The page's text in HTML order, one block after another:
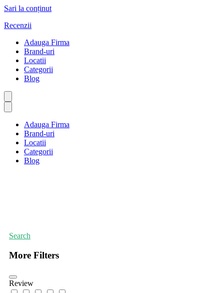
Sari la conținut
Recenzii
Adauga Firma
Brand-uri
Locatii
Categorii
Blog
Adauga Firma
Brand-uri
Locatii
Categorii
Blog
Search
More Filters
Review